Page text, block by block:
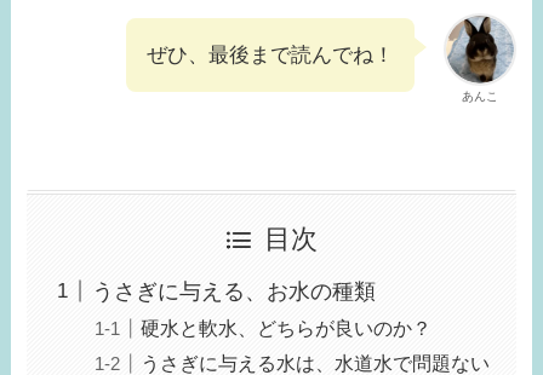
あんこ
ぜひ、最後まで読んでね！
目次
うさぎに与える、お水の種類
硬水と軟水、どちらが良いのか？
うさぎに与える水は、水道水で問題ない